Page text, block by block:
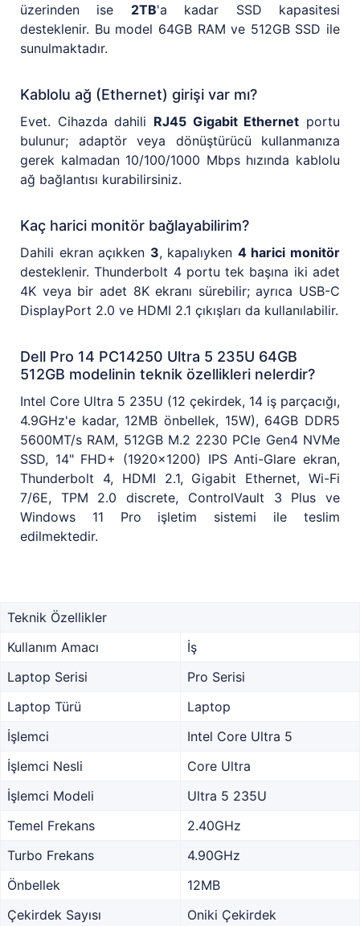
üzerinden ise 2TB'a kadar SSD kapasitesi
desteklenir. Bu model 64GB RAM ve 512GB SSD ile
sunulmaktadır.
Kablolu ağ (Ethernet) girişi var mı?
Evet. Cihazda dahili RJ45 Gigabit Ethernet portu
bulunur; adaptör veya dönüştürücü kullanmanıza
gerek kalmadan 10/100/1000 Mbps hızında kablolu
ağ bağlantısı kurabilirsiniz.
Kaç harici monitör bağlayabilirim?
Dahili ekran açıkken 3, kapalıyken 4 harici monitör
desteklenir. Thunderbolt 4 portu tek başına iki adet
4K veya bir adet 8K ekranı sürebilir; ayrıca USB-C
DisplayPort 2.0 ve HDMI 2.1 çıkışları da kullanılabilir.
Dell Pro 14 PC14250 Ultra 5 235U 64GB
512GB modelinin teknik özellikleri nelerdir?
Intel Core Ultra 5 235U (12 çekirdek, 14 iş parçacığı,
4.9GHz'e kadar, 12MB önbellek, 15W), 64GB DDR5
5600MT/s RAM, 512GB M.2 2230 PCIe Gen4 NVMe
SSD, 14" FHD+ (1920x1200) IPS Anti-Glare ekran,
Thunderbolt 4, HDMI 2.1, Gigabit Ethernet, Wi-Fi
7/6E, TPM 2.0 discrete, ControlVault 3 Plus ve
Windows 11 Pro işletim sistemi ile teslim
edilmektedir.
Teknik Özellikler
Kullanım Amacı
İş
Laptop Serisi
Pro Serisi
Laptop Türü
Laptop
İşlemci
Intel Core Ultra 5
İşlemci Nesli
Core Ultra
İşlemci Modeli
Ultra 5 235U
Temel Frekans
2.40GHz
Turbo Frekans
4.90GHz
Önbellek
12MB
Çekirdek Sayısı
Oniki Çekirdek